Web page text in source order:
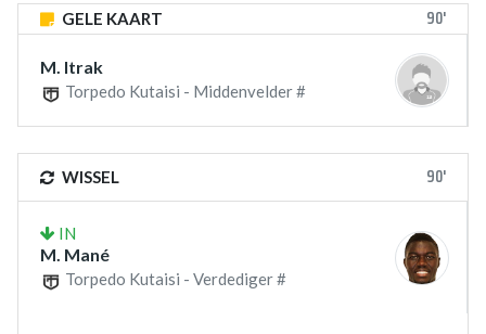
GELE KAART 90'
M. Itrak
Torpedo Kutaisi - Middenvelder #
WISSEL 90'
IN
M. Mané
Torpedo Kutaisi - Verdediger #